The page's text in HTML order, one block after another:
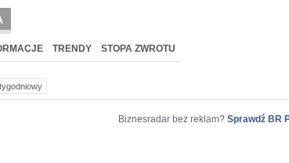
TRENDY STOPA ZWROTU
tygodniowy
Biznesradar bez reklam? Sprawdź BR